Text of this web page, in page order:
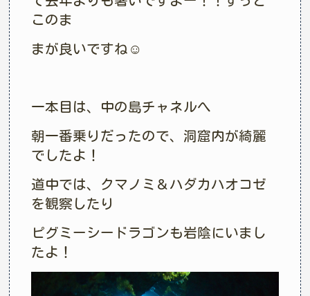
このま
まが良いですね☺︎
一本目は、中の島チャネルへ
朝一番乗りだったので、洞窟内が綺麗
でしたよ！
道中では、クマノミ＆ハダカハオコゼ
を観察したり
ピグミーシードラゴンも岩陰にいまし
たよ！